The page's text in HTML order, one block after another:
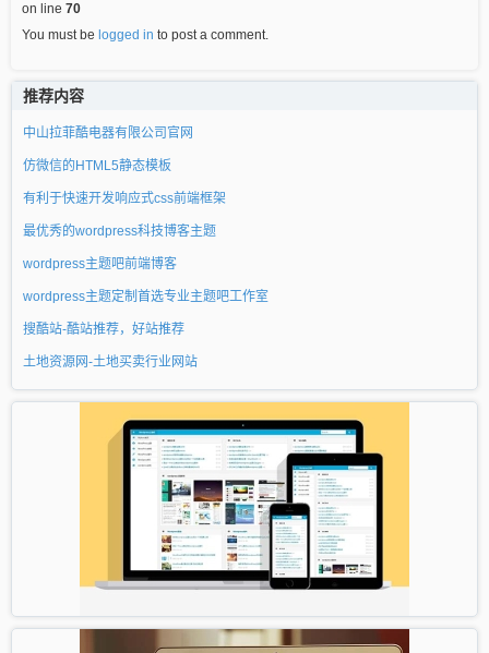
on line 70
You must be logged in to post a comment.
推荐内容
中山拉菲酷电器有限公司官网
仿微信的HTML5静态模板
有利于快速开发响应式css前端框架
最优秀的wordpress科技博客主题
wordpress主题吧前端博客
wordpress主题定制首选专业主题吧工作室
搜酷站-酷站推荐，好站推荐
土地资源网-土地买卖行业网站